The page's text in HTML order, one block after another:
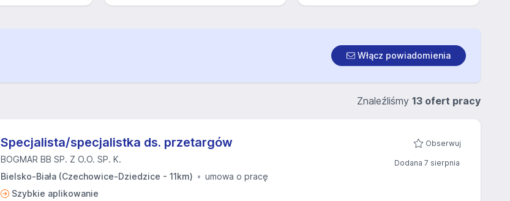
Włącz powiadomienia
Znaleźliśmy 13 ofert pracy
Specjalista/specjalistka ds. przetargów
BOGMAR BB SP. Z O.O. SP. K.
Bielsko-Biała (Czechowice-Dziedzice - 11km)
umowa o pracę
Szybkie aplikowanie
Obserwuj
Dodana 7 sierpnia